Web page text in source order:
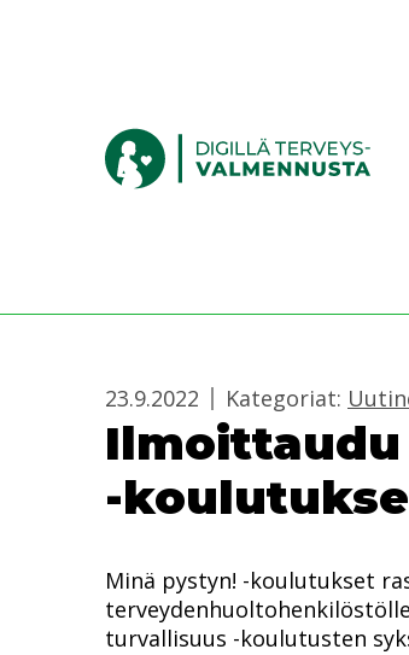
23.9.2022 Kategoriat:
-
Minä pystyn! -koulutukset
turvallisuus -koulutusten